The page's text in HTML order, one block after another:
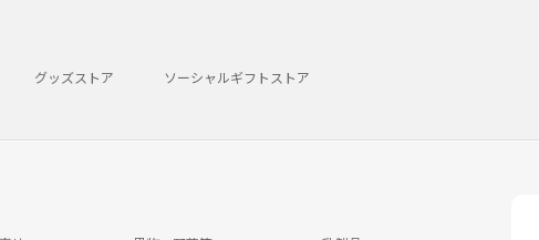
グッズストア ソーシャルギフトストア